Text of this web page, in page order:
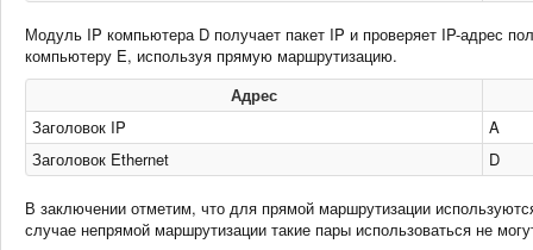
Модуль IP компьютера D получает пакет IP и проверяет IP-адрес
компьютеру E, используя прямую маршрутизацию.
Адрес
Заголовок IP
A
Заголовок Ethernet
D
В заключении отметим, что для прямой маршрутизации
случае непрямой маршрутизации такие пары использоваться не